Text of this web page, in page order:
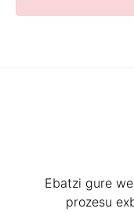
Ebatzi gure
prozesu